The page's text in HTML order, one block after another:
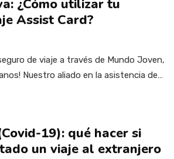
¿Cómo utilizar tu
Assist Card?
de viaje a través de Mundo Joven,
Nuestro aliado en la asistencia de…
19): qué hacer si
un viaje al extranjero